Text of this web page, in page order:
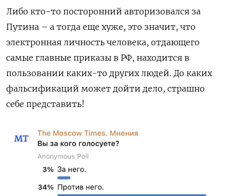
Либо кто-то посторонний авторизовался за
Путина – а тогда еще хуже, это значит, что
электронная личность человека, отдающего
самые главные приказы в РФ, находится в
пользовании каких-то других людей. До каких
фальсификаций может дойти дело, страшно
себе представить!